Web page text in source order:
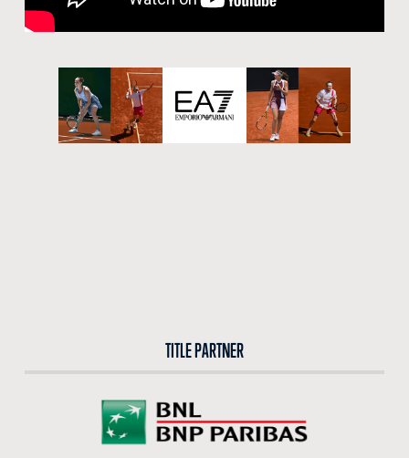
TITLE PARTNER
CERCA NEL SITO
ACQUISTA I BIGLIETTI
VIVI L’EMOZIONE DEGLI INTERNAZIONALI BNL D’ITALIA DAL VIVO: ACQUISTA I BIGLIETTI CON
LA BIGLIETTERIA CENTRALE DEL FORO ITALICO